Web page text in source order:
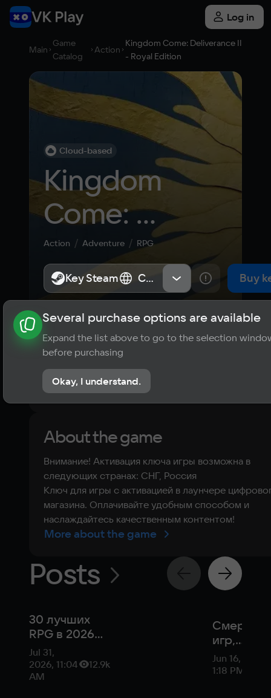
Log in
Main
Game
Catalog
Action
Kingdom Come: Deliverance II
- Royal Edition
Cloud-based
Kingdom
Come:
Deliverance II
- Royal
Edition
Action Adventure RPG
Key Steam СНГ, Россия Buy
About the game News Publications
? Player ratings
1 review
About the game
Внимание! Активация ключа игры возможна в
следующих странах: СНГ, Россия
Ключ для игры с активацией в лаунчере
магазина. Оплачивайте удобным способом и
наслаждайтесь качественным контентом!
More about the game
Posts
30 лучших
RPG в 2026
году
Jul 31,
2026, 11:04
AM
12.9k
Смерть
игр,
закрытие
Jun 16, 2026,
1:18 PM
Key Steam СНГ, Россия
Several purchase options are available
Expand the list above to go to the selection
before purchasing
Okay, I understand.